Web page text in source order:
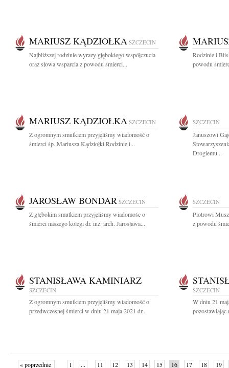
MARIUSZ KĄDZIOŁKA SZCZECIN
Najbliższej rodzinie wyrazy głębokiego współczucia
oraz słowa wsparcia z powodu śmierci...
Rodzinie i
powodu
MARIUSZ KĄDZIOŁKA SZCZECIN
Z ogromnym smutkiem przyjęliśmy wiadomość o
śmierci śp. Mariusza Kądziołki Rodzinie i...
SZCZECIN
Januszowi
Drogiemu...
JAROSŁAW BONDAR SZCZECIN
Z głębokim smutkiem przyjęliśmy wiadomośc o
śmierci naszego kolegi dr. inż. arch. Jarosława...
SZCZECIN
Piotrowi
z powodu
STANISŁAWA KAMINIARZ
SZCZECIN
Z ogromnym smutkiem przyjęliśmy wiadomość o
przedwczesnej śmierci w dniu 21 maja 2021 dr...
SZCZECIN
W dniu 21
« poprzednie 1 ... 11 12 13 14 15 16 17 18 19